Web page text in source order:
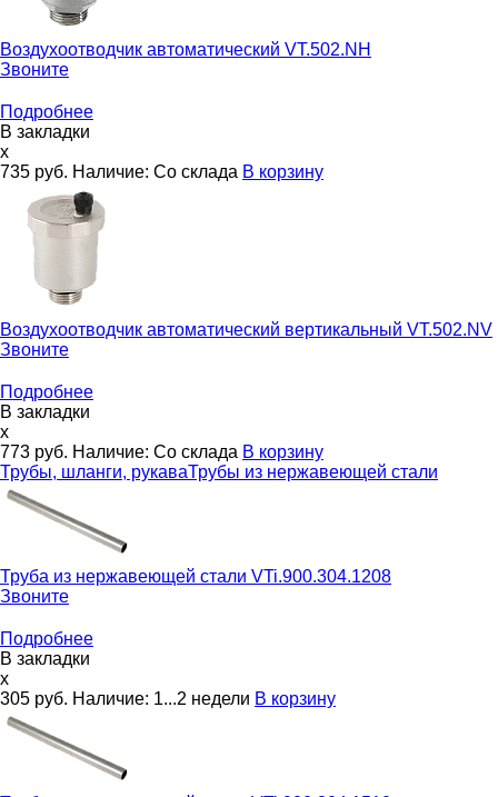
Воздухоотводчик автоматический VT.502.NH
Звоните
Подробнее
В закладки
x
735 руб. Наличие: Со склада В корзину
Воздухоотводчик автоматический вертикальный VT.502.NV
Звоните
Подробнее
В закладки
x
773 руб. Наличие: Со склада В корзину
Трубы, шланги, рукаваТрубы из нержавеющей стали
Труба из нержавеющей стали VTi.900.304.1208
Звоните
Подробнее
В закладки
x
305 руб. Наличие: 1...2 недели В корзину